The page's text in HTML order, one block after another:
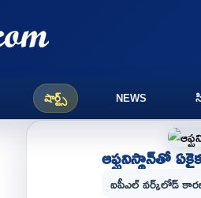
షార్ట్స్ NEWS
ఆఫ్ఘనిస్థాన్‌తో
ఐపీఎల్ వర్క్‌లోడ్